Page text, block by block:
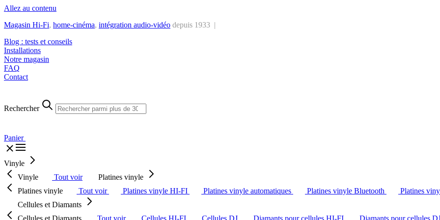
Allez au contenu
Magasin Hi-Fi, home-cinéma, intégration audio-vidéo depuis 1933 |
Blog : tests et conseils
Installations
Notre magasin
FAQ
Contact
Rechercher
Panier
Vinyle
Vinyle
Tout voir
Platines vinyle
Platines vinyle
Tout voir Platines vinyle HI-FI Platines vinyle automatiques Platines vinyle Bluetooth
Platines
Cellules et Diamants
Cellules et Diamants
Tout voir Cellules HI-FI Cellules DJ Diamants pour cellules HI-FI
Diamants pour cellules